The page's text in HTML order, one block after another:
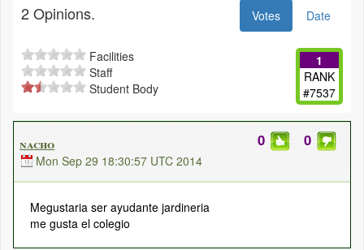
2 Opinions. Votes Date
Facilities
Staff
Student Body
1
RANK
#7537
0
0
nacho
Mon Sep 29 18:30:57 UTC 2014
Megustaria ser ayudante jardineria
me gusta el colegio